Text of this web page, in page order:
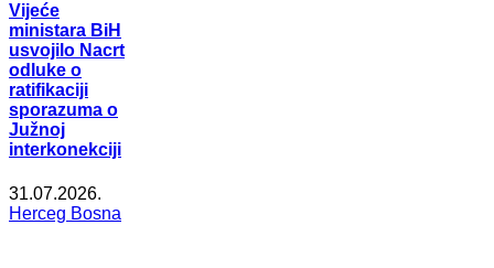
Vijeće
ministara BiH
usvojilo Nacrt
odluke o
ratifikaciji
sporazuma o
Južnoj
interkonekciji
31.07.2026.
Herceg Bosna